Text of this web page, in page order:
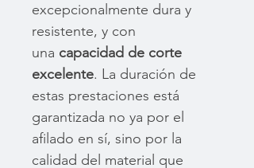
excepcionalmente dura y
resistente, y con
una capacidad de corte
excelente. La duración de
estas prestaciones está
garantizada no ya por el
afilado en sí, sino por la
calidad del material que